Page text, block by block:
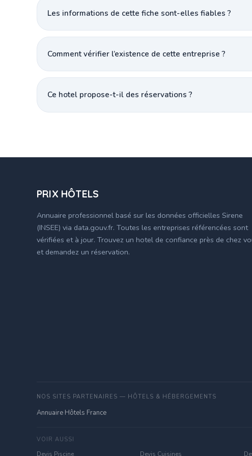
Les informations de cette fiche sont-elles fiables ?
Comment vérifier l’existence de cette entreprise ?
Ce hotel propose-t-il des réservations ?
PRIX HÔTELS
Annuaire professionnel basé sur les données officielles Sirene
(INSEE) via data.gouv.fr. Toutes les entreprises référencées sont
vérifiées et à jour. Trouvez un hotel de confiance près de chez
et demandez un réservation.
NOS SITES PARTENAIRES — HÔTELS & HÉBERGEMENTS
Annuaire Hôtels France
VOIR AUSSI
Devis Piscine Devis Cuisines